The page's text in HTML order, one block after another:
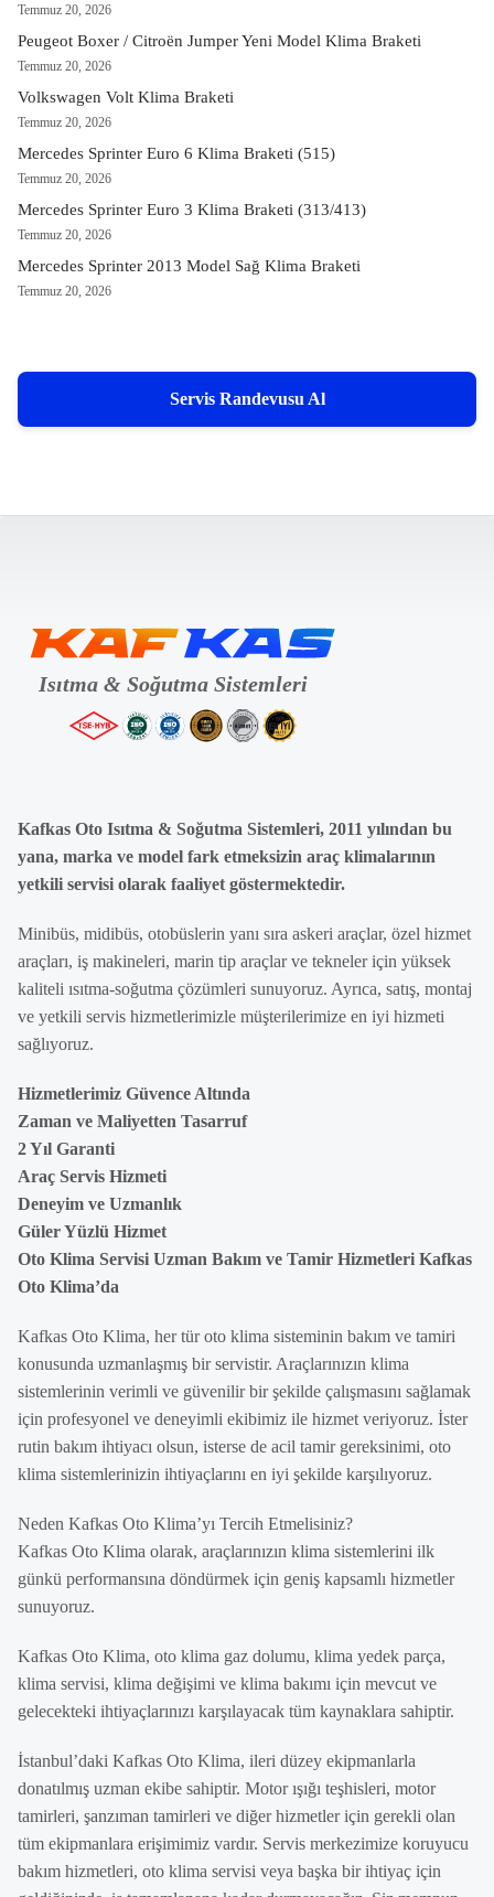
Temmuz 20, 2026
Peugeot Boxer / Citroën Jumper Yeni Model Klima Braketi
Temmuz 20, 2026
Volkswagen Volt Klima Braketi
Temmuz 20, 2026
Mercedes Sprinter Euro 6 Klima Braketi (515)
Temmuz 20, 2026
Mercedes Sprinter Euro 3 Klima Braketi (313/413)
Temmuz 20, 2026
Mercedes Sprinter 2013 Model Sağ Klima Braketi
Temmuz 20, 2026
Servis Randevusu Al
Kafkas Oto Isıtma & Soğutma Sistemleri, 2011 yılından bu
yana, marka ve model fark etmeksizin araç klimalarının
yetkili servisi olarak faaliyet göstermektedir.
Minibüs, midibüs, otobüslerin yanı sıra askeri araçlar, özel hizmet
araçları, iş makineleri, marin tip araçlar ve tekneler için yüksek
kaliteli ısıtma-soğutma çözümleri sunuyoruz. Ayrıca, satış, montaj
ve yetkili servis hizmetlerimizle müşterilerimize en iyi hizmeti
sağlıyoruz.
Hizmetlerimiz Güvence Altında
Zaman ve Maliyetten Tasarruf
2 Yıl Garanti
Araç Servis Hizmeti
Deneyim ve Uzmanlık
Güler Yüzlü Hizmet
Oto Klima Servisi Uzman Bakım ve Tamir Hizmetleri Kafkas
Oto Klima’da
Kafkas Oto Klima, her tür oto klima sisteminin bakım ve tamiri
konusunda uzmanlaşmış bir servistir. Araçlarınızın klima
sistemlerinin verimli ve güvenilir bir şekilde çalışmasını sağlamak
için profesyonel ve deneyimli ekibimiz ile hizmet veriyoruz. İster
rutin bakım ihtiyacı olsun, isterse de acil tamir gereksinimi, oto
klima sistemlerinizin ihtiyaçlarını en iyi şekilde karşılıyoruz.
Neden Kafkas Oto Klima’yı Tercih Etmelisiniz?
Kafkas Oto Klima olarak, araçlarınızın klima sistemlerini ilk
günkü performansına döndürmek için geniş kapsamlı hizmetler
sunuyoruz.
Kafkas Oto Klima, oto klima gaz dolumu, klima yedek parça,
klima servisi, klima değişimi ve klima bakımı için mevcut ve
gelecekteki ihtiyaçlarınızı karşılayacak tüm kaynaklara sahiptir.
İstanbul’daki Kafkas Oto Klima, ileri düzey ekipmanlarla
donatılmış uzman ekibe sahiptir. Motor ışığı teşhisleri, motor
tamirleri, şanzıman tamirleri ve diğer hizmetler için gerekli olan
tüm ekipmanlara erişimimiz vardır. Servis merkezimize koruyucu
bakım hizmetleri, oto klima servisi veya başka bir ihtiyaç için